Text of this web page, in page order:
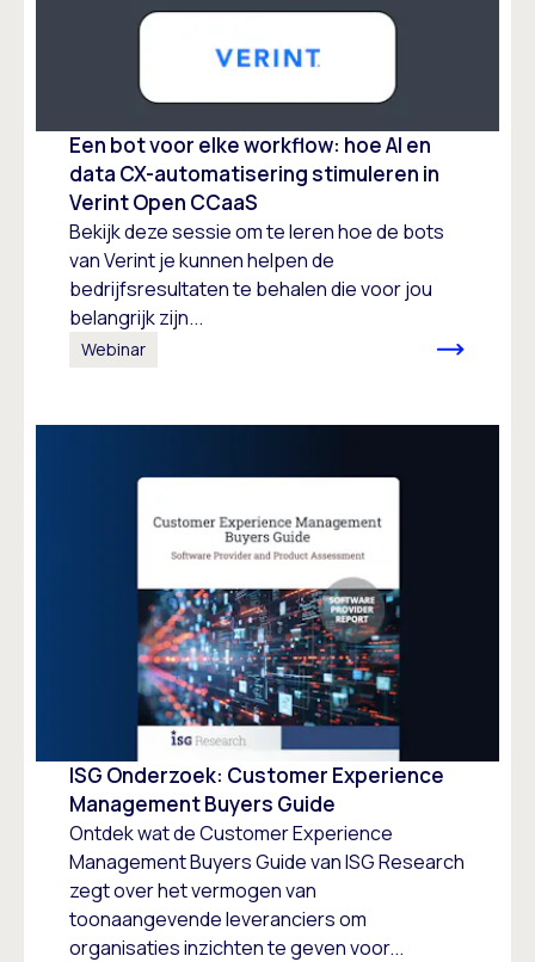
Een bot voor elke workflow: hoe AI en
data CX-automatisering stimuleren in
Verint Open CCaaS
Bekijk deze sessie om te leren hoe de bots
van Verint je kunnen helpen de
bedrijfsresultaten te behalen die voor jou
belangrijk zijn...
Webinar
ISG Onderzoek: Customer Experience
Management Buyers Guide
Ontdek wat de Customer Experience
Management Buyers Guide van ISG Research
zegt over het vermogen van
toonaangevende leveranciers om
organisaties inzichten te geven voor...